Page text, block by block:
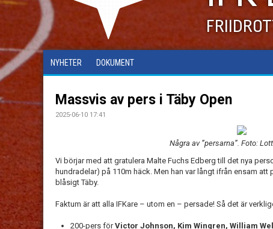
NYHETER DOKUMENT
Massvis av pers i Täby Open
2025-06-10 17:41
Några av ”persarna”. Foto:
Vi börjar med att gratulera Malte Fuchs Edberg till det nya
hundradelar) på 110m häck. Men han var långt ifrån ensam
blåsigt Täby.
Faktum är att alla IFKare – utom en – persade! Så det är
200-pers förVictor Johnson, Kim Wingren, William